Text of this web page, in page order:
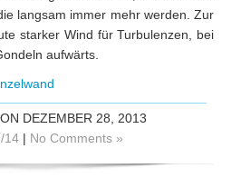
langsam immer mehr werden. Zur
starker Wind für Turbulenzen, bei
aufwärts.
DEZEMBER 28, 2013
14 | No Comments »